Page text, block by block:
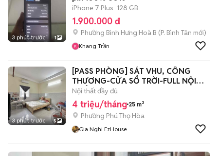
3 phút trước 1
iPhone 7 Plus 128 GB
1.900.000 đ
Phường Bình Hưng Hoà B (P. Bình Tân mới)
Khang Trần
3 phút trước 5
[PASS PHÒNG] SÁT VHU, CÔNG
THƯƠNG-CỬA SỔ TRỜI-FULL NỘI
THẤT
Nội thất đầy đủ
4 triệu/tháng 25 m²
Phường Phú Thọ Hòa
Gia Nghi EzHouse